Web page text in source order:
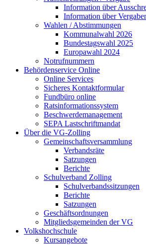
Information über
Information über
Wahlen / Abstimmungen
Kommunalwahl 2026
Bundestagswahl 2025
Europawahl 2024
Notrufnummern
Behördenservice Online
Online Services
Sicheres Kontaktformular
Fundbüro online
Ratsinformationssystem
Beschwerdemanagement
SEPA Lastschriftmandat
Über die VG-Zolling
Gemeinschaftsversammlung
Verbandsräte
Satzungen
Berichte
Schulverband Zolling
Schulverbandssitzungen
Berichte
Satzungen
Geschäftsordnungen
Mitgliedsgemeinden der VG
Volkshochschule
Kursangebote